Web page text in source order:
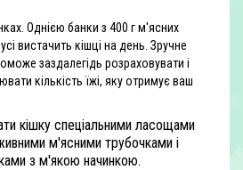
Однією банки з 400 г м'ясних
вистачить кішці на день. Зручне
заздалегідь розраховувати і
кількість їжі, яку отримує ваш
кішку спеціальними ласощами
м'ясними трубочками і
з м'якою начинкою.